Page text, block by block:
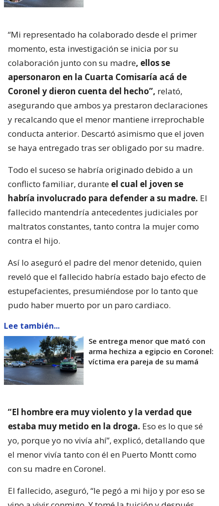
“Mi representado ha colaborado desde el primer
momento, esta investigación se inicia por su
colaboración junto con su madre, ellos se
apersonaron en la Cuarta Comisaría acá de
Coronel y dieron cuenta del hecho”, relató,
asegurando que ambos ya prestaron declaraciones
y recalcando que el menor mantiene irreprochable
conducta anterior. Descartó asimismo que el joven
se haya entregado tras ser obligado por su madre.
Todo el suceso se habría originado debido a un
conflicto familiar, durante el cual el joven se
habría involucrado para defender a su madre. El
fallecido mantendría antecedentes judiciales por
maltratos constantes, tanto contra la mujer como
contra el hijo.
Así lo aseguró el padre del menor detenido, quien
reveló que el fallecido habría estado bajo efecto de
estupefacientes, presumiéndose por lo tanto que
pudo haber muerto por un paro cardiaco.
Lee también...
Se entrega menor que mató con
arma hechiza a egipcio en Coronel:
víctima era pareja de su mamá
“El hombre era muy violento y la verdad que
estaba muy metido en la droga. Eso es lo que sé
yo, porque yo no vivía ahí”, explicó, detallando que
el menor vivía tanto con él en Puerto Montt como
con su madre en Coronel.
El fallecido, aseguró, “le pegó a mi hijo y por eso se